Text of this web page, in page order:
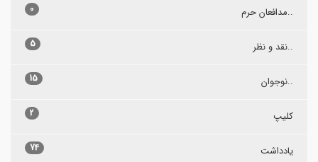
..مدافعان حرم 0
..نقد و نظر 5
..نوجوان 15
کلیپ 2
یادداشت 74